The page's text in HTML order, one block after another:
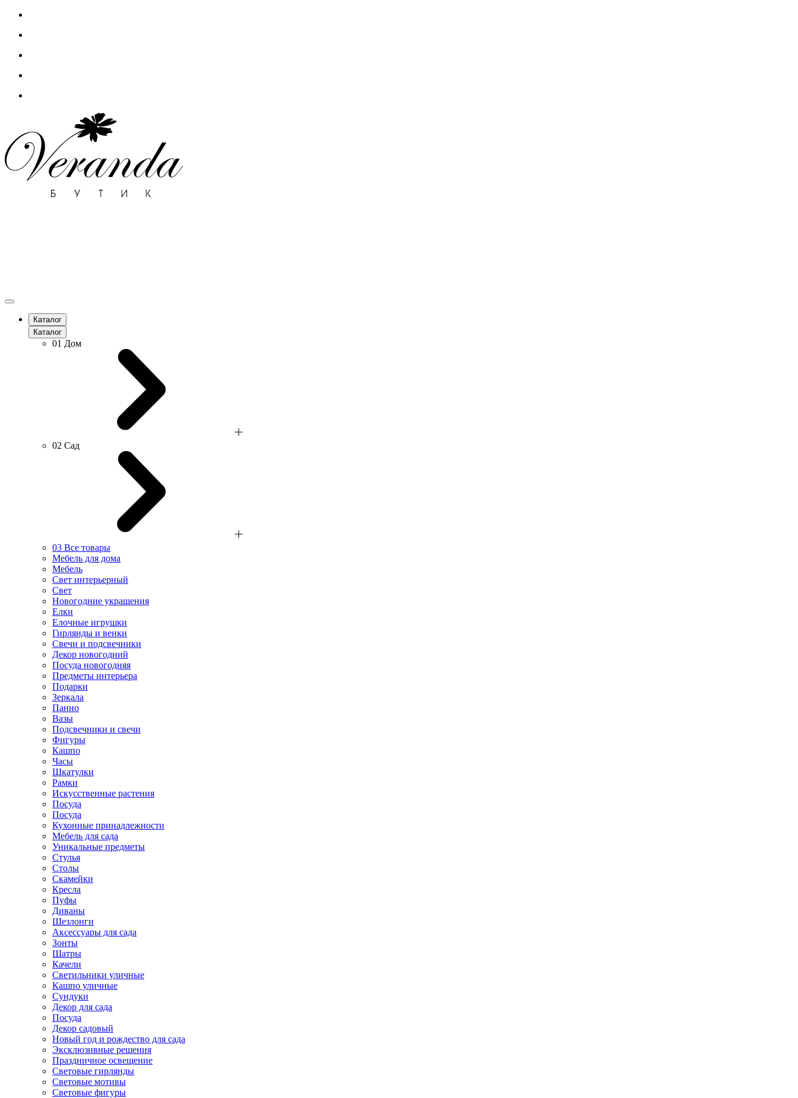
Каталог
Каталог
01 Дом
02 Сад
03 Все товары
Мебель для дома
Мебель
Свет интерьерный
Свет
Новогодние украшения
Елки
Елочные игрушки
Гирлянды и венки
Свечи и подсвечники
Декор новогодний
Посуда новогодняя
Предметы интерьера
Подарки
Зеркала
Панно
Вазы
Подсвечники и свечи
Фигуры
Кашпо
Часы
Шкатулки
Рамки
Искусственные растения
Посуда
Посуда
Кухонные принадлежности
Мебель для сада
Уникальные предметы
Стулья
Столы
Скамейки
Кресла
Пуфы
Диваны
Шезлонги
Аксессуары для сада
Зонты
Шатры
Качели
Cветильники уличные
Кашпо уличные
Сундуки
Декор для сада
Посуда
Декор садовый
Новый год и рождество для сада
Эксклюзивные решения
Праздничное освещение
Световые гирлянды
Световые мотивы
Световые фигуры